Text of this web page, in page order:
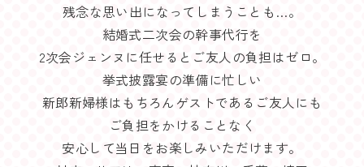
残念な思い出になってしまうことも…。
結婚式二次会の幹事代行を
2次会ジェンヌに任せるとご友人の負担はゼロ。
挙式披露宴の準備に忙しい
新郎新婦様はもちろんゲストであるご友人にも
ご負担をかけることなく
安心して当日をお楽しみいただけます。